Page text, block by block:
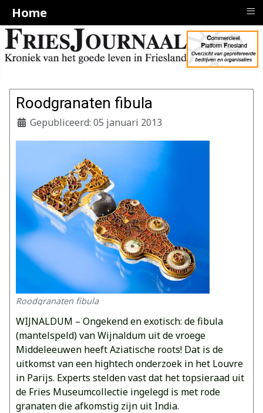
Roodgranaten fibula
Gepubliceerd: 05 januari 2013
Roodgranaten fibula
WIJNALDUM – Ongekend en exotisch: de fibula
(mantelspeld) van Wijnaldum uit de vroege
Middeleeuwen heeft Aziatische roots! Dat is de
uitkomst van een hightech onderzoek in het Louvre
in Parijs. Experts stelden vast dat het topsieraad uit
de Fries Museumcollectie ingelegd is met rode
granaten die afkomstig zijn uit India.
Home ≡